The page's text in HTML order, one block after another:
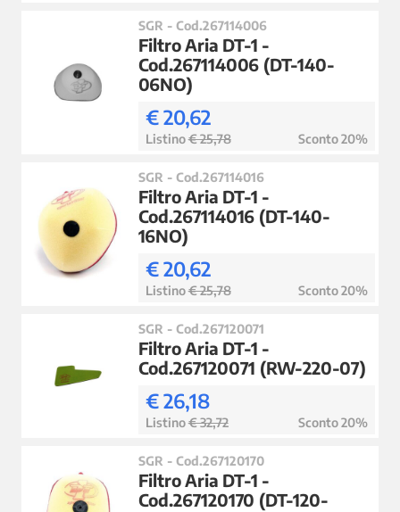
SGR - Cod.267114006
Filtro Aria DT-1 -
Cod.267114006 (DT-140-
06NO)
€ 20,62
Listino€ 25,78 Sconto 20%
SGR - Cod.267114016
Filtro Aria DT-1 -
Cod.267114016 (DT-140-
16NO)
€ 20,62
Listino€ 25,78 Sconto 20%
SGR - Cod.267120071
Filtro Aria DT-1 -
Cod.267120071 (RW-220-07)
€ 26,18
Listino€ 32,72 Sconto 20%
SGR - Cod.267120170
Filtro Aria DT-1 -
Cod.267120170 (DT-120-